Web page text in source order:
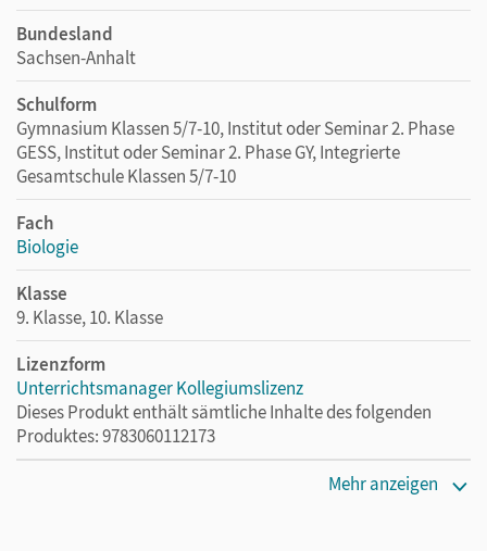
Bundesland
Sachsen-Anhalt
Schulform
Gymnasium Klassen 5/7-10, Institut oder Seminar 2. Phase
GESS, Institut oder Seminar 2. Phase GY, Integrierte
Gesamtschule Klassen 5/7-10
Fach
Biologie
Klasse
9. Klasse, 10. Klasse
Lizenzform
Unterrichtsmanager Kollegiumslizenz
Dieses Produkt enthält sämtliche Inhalte des folgenden
Produktes: 9783060112173
Mehr anzeigen